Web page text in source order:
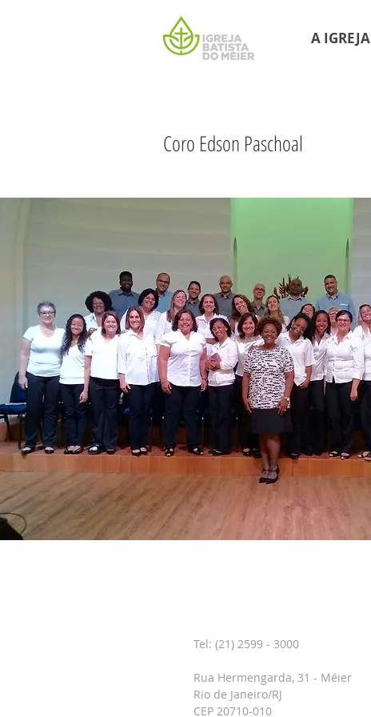
A IGREJA
Coro Edson Paschoal
Tel: (21) 2599 - 3000
Rua Hermengarda, 31 - Méier
Rio de Janeiro/RJ
CEP 20710-010